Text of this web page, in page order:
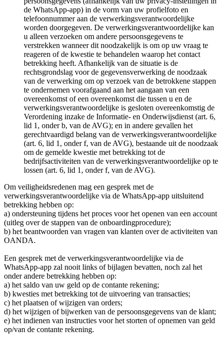
de WhatsApp-app) in de vorm van uw profielfoto en
telefoonnummer aan de verwerkingsverantwoordelijke
worden doorgegeven. De verwerkingsverantwoordelijke kan
u alleen verzoeken om andere persoonsgegevens te
verstrekken wanneer dit noodzakelijk is om op uw vraag te
reageren of de kwestie te behandelen waarop het contact
betrekking heeft. Afhankelijk van de situatie is de
rechtsgrondslag voor de gegevensverwerking de noodzaak
van de verwerking om op verzoek van de betrokkene stappen
te ondernemen voorafgaand aan het aangaan van een
overeenkomst of een overeenkomst die tussen u en de
verwerkingsverantwoordelijke is gesloten overeenkomstig de
Verordening inzake de Informatie- en Onderwijsdienst (art. 6,
lid 1, onder b, van de AVG); en in andere gevallen het
gerechtvaardigd belang van de verwerkingsverantwoordelijke
(art. 6, lid 1, onder f, van de AVG), bestaande uit de noodzaak
om de gemelde kwestie met betrekking tot de
bedrijfsactiviteiten van de verwerkingsverantwoordelijke op te
lossen (art. 6, lid 1, onder f, van de AVG).
Om veiligheidsredenen mag een gesprek met de
verwerkingsverantwoordelijke via de WhatsApp-app uitsluitend
betrekking hebben op:
a) ondersteuning tijdens het proces voor het openen van een account
(uitleg over de stappen van de onboardingprocedure);
b) het beantwoorden van vragen van klanten over de activiteiten van
OANDA.
Een gesprek met de verwerkingsverantwoordelijke via de
WhatsApp-app zal nooit links of bijlagen bevatten, noch zal het
onder andere betrekking hebben op:
a) het saldo van uw geld op de contante rekening;
b) kwesties met betrekking tot de uitvoering van transacties;
c) het plaatsen of wijzigen van orders;
d) het wijzigen of bijwerken van de persoonsgegevens van de klant;
e) het indienen van instructies voor het storten of opnemen van geld
op/van de contante rekening.